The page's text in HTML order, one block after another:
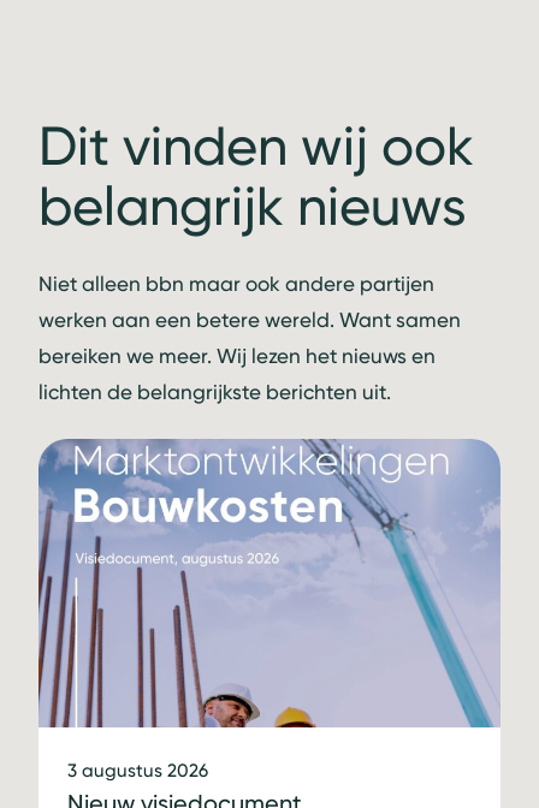
Dit vinden wij ook
belangrijk nieuws
Niet alleen bbn maar ook andere partijen
werken aan een betere wereld. Want samen
bereiken we meer. Wij lezen het nieuws en
lichten de belangrijkste berichten uit.
3 augustus 2026